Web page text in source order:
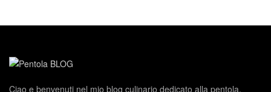
Ciao e benvenuti nel mio blog culinario dedicato alla pentola.